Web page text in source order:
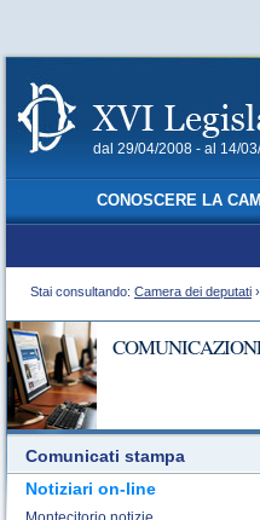
dal 29/04/2008 - al 14/
CONOSCERE LA
Stai consultando: Camera dei deputati ›
Comunicati stampa
Notiziari on-line